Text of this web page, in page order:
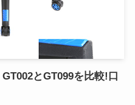
とGT099を比較!口